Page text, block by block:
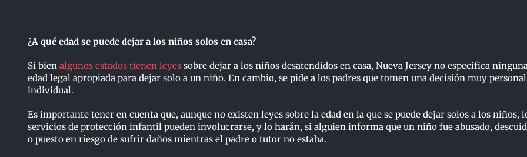
¿A qué edad se puede dejar a los niños solos en casa?
Si bien algunos estados tienen leyes sobre dejar a los niños desatendidos en casa, Nueva Jersey no especifica
edad legal apropiada para dejar solo a un niño. En cambio, se pide a los padres que tomen una decisión muy
individual.
Es importante tener en cuenta que, aunque no existen leyes sobre la edad en la que se puede dejar solos a los niños,
servicios de protección infantil pueden involucrarse, y lo harán, si alguien informa que un niño fue abusado,
o puesto en riesgo de sufrir daños mientras el padre o tutor no estaba.